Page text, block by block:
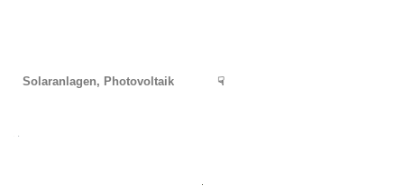
Solaranlagen, Photovoltaik ☟